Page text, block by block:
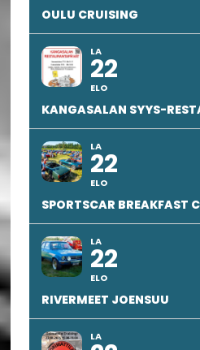
OULU CRUISING
LA
22
ELO
KANGASALAN SYYS-
LA
22
ELO
SPORTSCAR BREAKFAST
LA
22
ELO
RIVERMEET JOENSUU
LA